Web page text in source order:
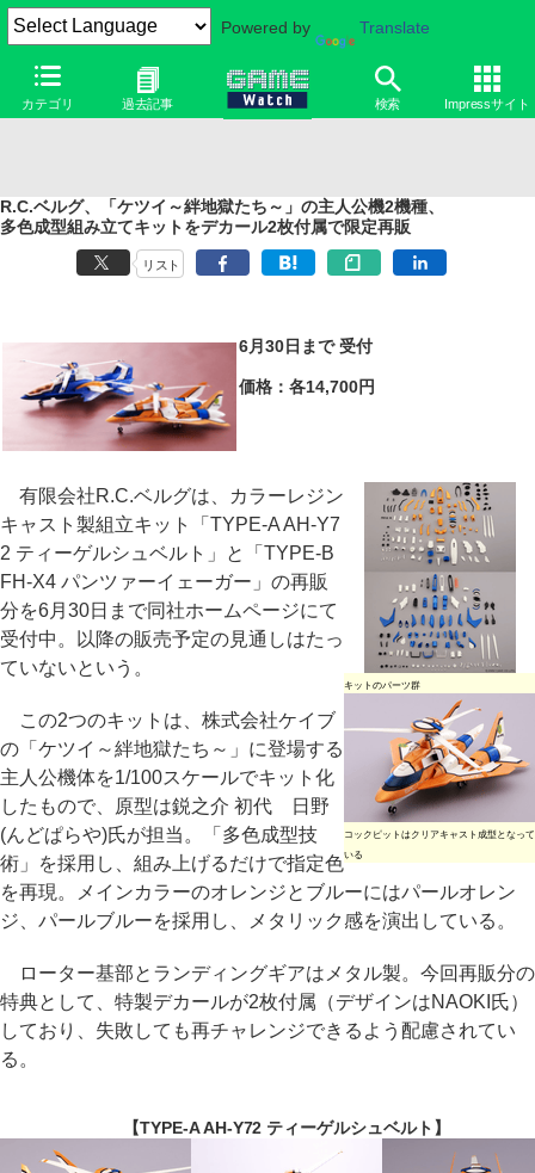
Powered by Translate
カテゴリ 過去記事 検索 Impressサイト
R.C.ベルグ、「ケツイ～絆地獄たち～」の主人公機2機種、
多色成型組み立てキットをデカール2枚付属で限定再販
リスト
6月30日まで 受付
価格：各14,700円
キットのパーツ群
コックピットはクリアキャスト成型となって
いる
有限会社R.C.ベルグは、カラーレジン
キャスト製組立キット「TYPE-A AH-Y7
2 ティーゲルシュベルト」と「TYPE-B
FH-X4 パンツァーイェーガー」の再販
分を6月30日まで同社ホームページにて
受付中。以降の販売予定の見通しはたっ
ていないという。
この2つのキットは、株式会社ケイブ
の「ケツイ～絆地獄たち～」に登場する
主人公機体を1/100スケールでキット化
したもので、原型は鋭之介 初代 日野
(んどぱらや)氏が担当。「多色成型技
術」を採用し、組み上げるだけで指定色
を再現。メインカラーのオレンジとブルーにはパールオレン
ジ、パールブルーを採用し、メタリック感を演出している。
ローター基部とランディングギアはメタル製。今回再販分の
特典として、特製デカールが2枚付属（デザインはNAOKI氏）
しており、失敗しても再チャレンジできるよう配慮されてい
る。
【TYPE-A AH-Y72 ティーゲルシュベルト】